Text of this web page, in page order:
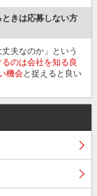
きは応募しない方
夫なのか」という
のは会社を知る良
機会と捉えると良い